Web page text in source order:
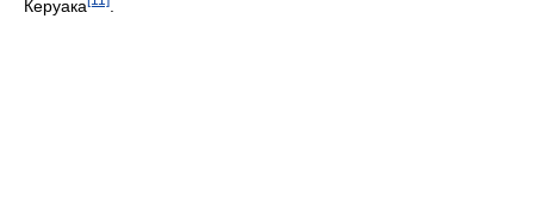
Керуака